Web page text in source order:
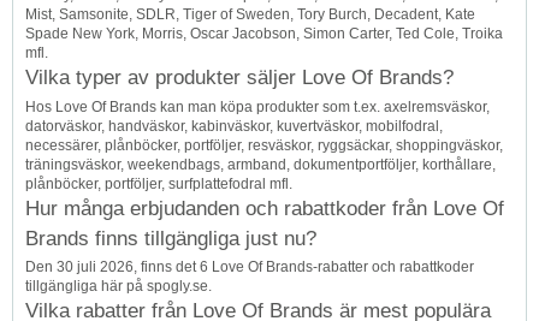
Mist, Samsonite, SDLR, Tiger of Sweden, Tory Burch, Decadent, Kate
Spade New York, Morris, Oscar Jacobson, Simon Carter, Ted Cole, Troika
mfl.
Vilka typer av produkter säljer Love Of Brands?
Hos Love Of Brands kan man köpa produkter som t.ex. axelremsväskor,
datorväskor, handväskor, kabinväskor, kuvertväskor, mobilfodral,
necessärer, plånböcker, portföljer, resväskor, ryggsäckar, shoppingväskor,
träningsväskor, weekendbags, armband, d­o­k­u­m­e­n­t­p­o­r­t­f­ö­l­j­e­r, korthållare,
plånböcker, portföljer, s­u­r­f­p­l­a­t­t­e­f­o­d­r­a­l mfl.
Hur många erbjudanden och rabattkoder från Love Of
Brands finns tillgängliga just nu?
Den 30 juli 2026, finns det 6 Love Of Brands-rabatter och rabattkoder
tillgängliga här på spogly.se.
Vilka rabatter från Love Of Brands är mest populära